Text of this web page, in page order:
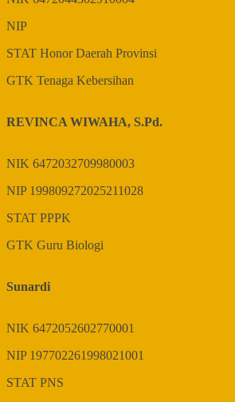
NIP
STAT Honor Daerah Provinsi
GTK Tenaga Kebersihan
REVINCA WIWAHA, S.Pd.
NIK 6472032709980003
NIP 199809272025211028
STAT PPPK
GTK Guru Biologi
Sunardi
NIK 6472052602770001
NIP 197702261998021001
STAT PNS